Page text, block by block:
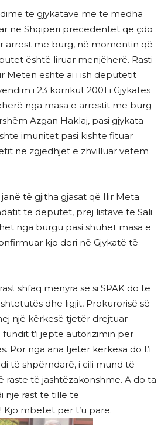
të gjykatave më të mëdha
në Shqipëri precedentët që çdo
arrest me burg, në momentin që
është liruar menjëherë. Rasti
Metën është ai i ish deputetit
i 23 korrikut 2001 i Gjykatës
nga masa e arrestit me burg
Azgan Haklaj, pasi gjykata
imunitet pasi kishte fituar
në zgjedhjet e zhvilluar vetëm
të gjitha gjasat që Ilir Meta
të deputet, prej listave të Sali
nga burgu pasi shuhet masa e
kjo deri në Gjykatë të
shfaq mënyra se si SPAK do të
dhe ligjit, Prokurorisë së
një kërkesë tjetër drejtuar
t’i jepte autorizimin për
Por nga ana tjetër kërkesa do t’i
të shpërndarë, i cili mund të
të jashtëzakonshme. A do ta
një rast të tillë të
Kjo mbetet për t’u parë.